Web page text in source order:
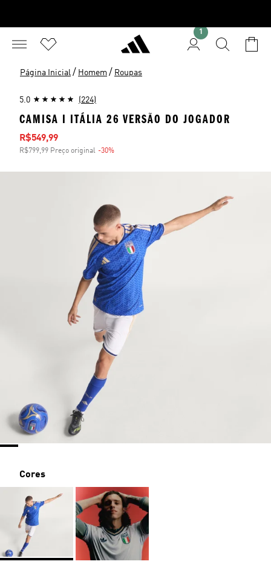
Página Inicial / Homem / Roupas
5.0 (224)
CAMISA I ITÁLIA 26 VERSÃO DO JOGADOR
Preço com desconto
R$549,99
R$799,99 Preço original -30%
Cores